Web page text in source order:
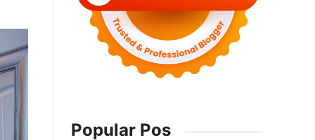
Popular Pos